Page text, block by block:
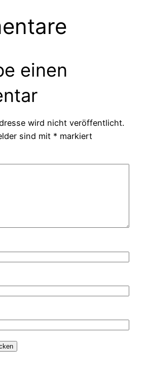
einen
wird nicht veröffentlicht.
sind mit * markiert